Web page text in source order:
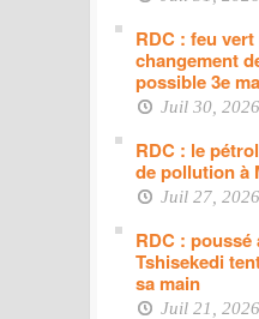
RDC : feu
changement
possible 3e
Juil 30, 2026
RDC : le
de pollution à
Juil 27, 2026
RDC :
Tshisekedi
sa main
Juil 21, 2026